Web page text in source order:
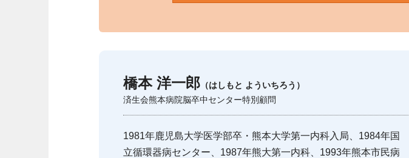
橋本 洋一郎（はしもと よういちろう）
済生会熊本病院脳卒中センター特別顧問
1981年鹿児島大学医学部卒・熊本大学第一内科入局、1984年国
立循環器病センター、1987年熊大第一内科、1993年熊本市民病